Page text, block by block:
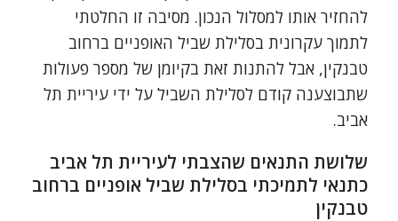
להחזיר אותו למסלול הנכון. מסיבה זו החלטתי
לתמוך עקרונית בסלילת שביל האופניים ברחוב
טבנקין, אבל להתנות זאת בקיומן של מספר פעולות
שתבוצענה קודם לסלילת השביל על ידי עיריית תל
אביב.
שלושת התנאים שהצבתי לעיריית תל אביב
כתנאי לתמיכתי בסלילת שביל אופניים ברחוב
טבנקין